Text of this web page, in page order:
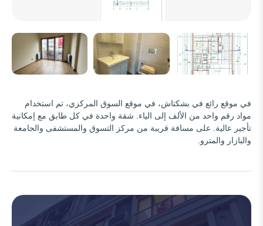
في موقع رائع في بشكتاش، في موقع السوق المركزي، تم استخدام
مواد رقم واحد من الألف إلى الياء. شقة واحدة في كل طابق مع إمكانية
تأجير عالية. على مسافة قريبة من مركز التسوق والمستشفى والجامعة
والبازار والمترو.